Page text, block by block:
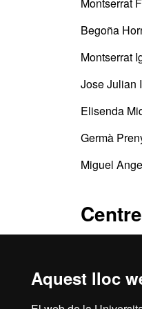
Aquest lloc
Begoña
Montserrat
Jose Julian
Elisenda
Germà
Miguel